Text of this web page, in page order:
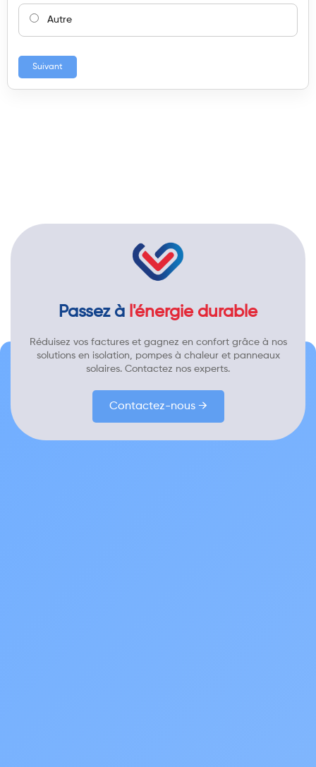
Autre
Suivant
Passez à l'énergie durable
Réduisez vos factures et gagnez en confort grâce à nos
solutions en isolation, pompes à chaleur et panneaux
solaires. Contactez nos experts.
Contactez-nous →